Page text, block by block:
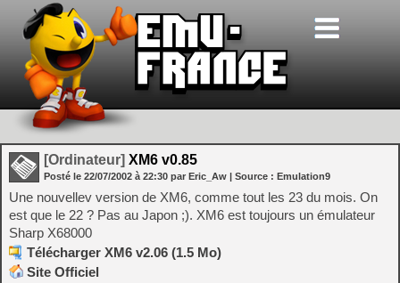
[Ordinateur] XM6 v0.85
Posté le 22/07/2002 à 22:30 par Eric_Aw | Source : Emulation9
Une nouvellev version de XM6, comme tout les 23 du mois. On
est que le 22 ? Pas au Japon ;). XM6 est toujours un émulateur
Sharp X68000
Télécharger XM6 v2.06 (1.5 Mo)
Site Officiel